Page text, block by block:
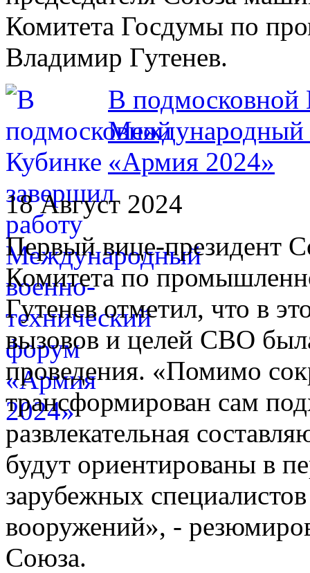
Комитета Госдумы по
Владимир Гутенев.
В подмосковной
Международный
«Армия 2024»
18 Август 2024
Первый вице-президент
Комитета по
Гутенев отметил, что в
вызовов и целей СВО
проведения. «Помимо
трансформирован сам
развлекательная
будут ориентированы в
зарубежных
вооружений», -
Союза.